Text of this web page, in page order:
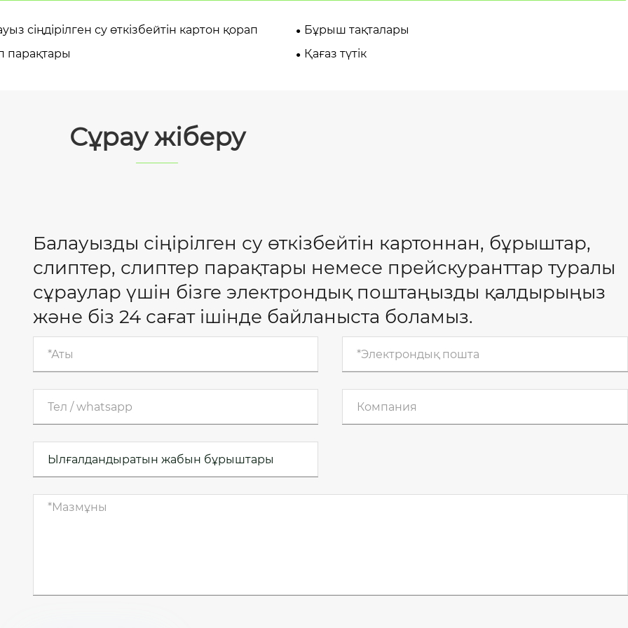
сіңдірілген су өткізбейтін картон қорап
Бұрыш тақталары
парақтары
Қағаз түтік
Сұрау жіберу
Балауызды сіңірілген су өткізбейтін картоннан, бұрыштар,
слиптер, слиптер парақтары немесе прейскуранттар туралы
сұраулар үшін бізге электрондық поштаңызды қалдырыңыз
және біз 24 сағат ішінде байланыста боламыз.